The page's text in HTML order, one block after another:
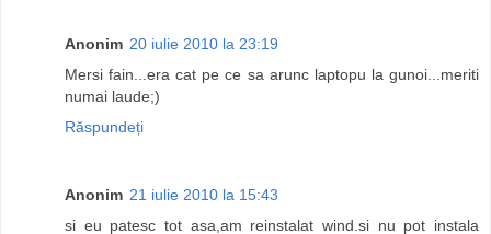
Anonim 20 iulie 2010 la 23:19
Mersi fain...era cat pe ce sa arunc laptopu la gunoi...meriti
numai laude;)
Răspundeți
Anonim 21 iulie 2010 la 15:43
si eu patesc tot asa,am reinstalat wind.si nu pot instala